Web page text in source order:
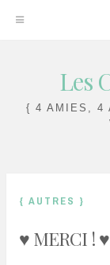
Les
{ 4 AMIES, 4
{ AUTRES }
♥ MERCI ! ♥